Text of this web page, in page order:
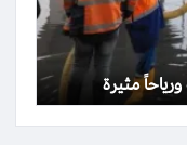
مثيرة